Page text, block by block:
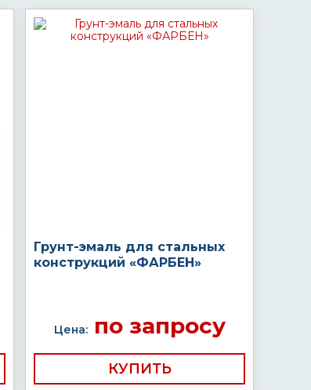
Грунт-эмаль для стальных
конструкций «ФАРБЕН»
Цена:по запросу
КУПИТЬ